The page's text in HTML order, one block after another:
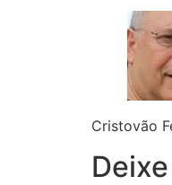
Cristovão